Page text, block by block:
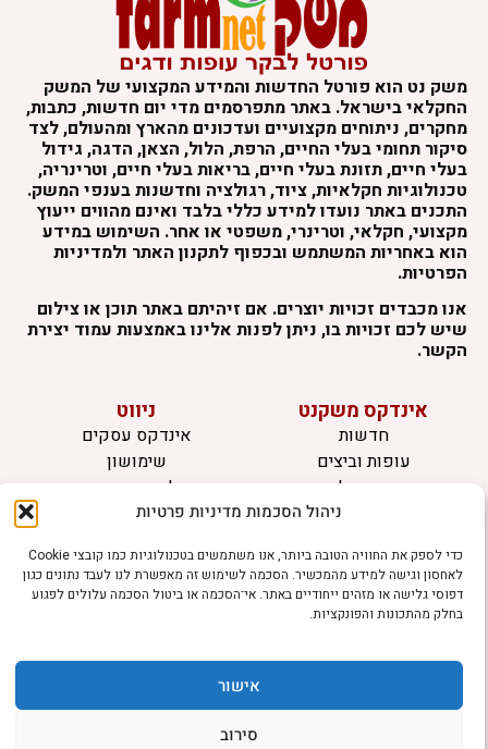
ניהול הסכמות מדיניות פרטיות
כדי לספק את החוויה הטובה ביותר, אנו משתמשים בטכנולוגיות כמו קובצי Cookie
לאחסון וגישה למידע מהמכשיר. הסכמה לשימוש זה מאפשרת לנו לעבד נתונים כגון
דפוסי גלישה או מזהים ייחודיים באתר. אי־הסכמה או ביטול הסכמה עלולים לפגוע
בחלק מהתכונות והפונקציות.
אישור
סירוב
משק נט הוא פורטל החדשות והמידע המקצועי של המשק
החקלאי בישראל. באתר מתפרסמים מדי יום חדשות, כתבות,
מחקרים, ניתוחים מקצועיים ועדכונים מהארץ ומהעולם, לצד
סיקור תחומי בעלי החיים, הרפת, הלול, הצאן, הדגה, גידול
בעלי חיים, תזונת בעלי חיים, בריאות בעלי חיים, וטרינריה,
טכנולוגיות חקלאיות, ציוד, רגולציה וחדשנות בענפי המשק.
התכנים באתר נועדו למידע כללי בלבד ואינם מהווים ייעוץ
מקצועי, חקלאי, וטרינרי, משפטי או אחר. השימוש במידע
הוא באחריות המשתמש ובכפוף לתקנון האתר ולמדיניות
הפרטיות.
אנו מכבדים זכויות יוצרים. אם זיהיתם באתר תוכן או צילום
שיש לכם זכויות בו, ניתן לפנות אלינו באמצעות עמוד יצירת
הקשר.
אינדקס משקנט
חדשות
עופות וביצים
בקר וחלב
בריאות מהחי
ניווט
אינדקס עסקים
שימושון
לוח מודעות
צרו קשר
הרשמה לניוזלטר
פרסמו אצלנו
הצהרת נגישות
הצהרת פרטיות